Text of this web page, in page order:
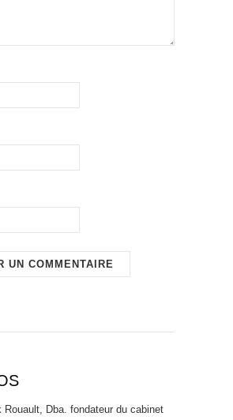
Rouault, Dba. fondateur du cabinet